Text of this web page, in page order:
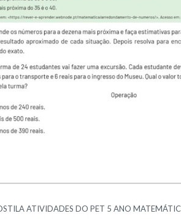
ATIVIDADES DO PET 5 ANO